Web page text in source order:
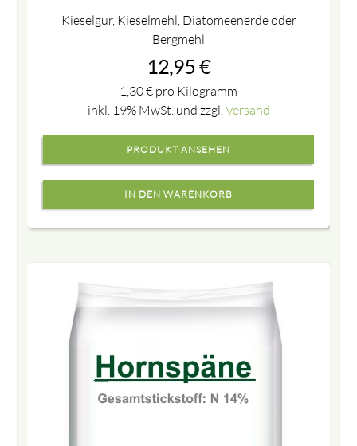
Kieselgur, Kieselmehl, Diatomeenerde oder
Bergmehl
12,95 €
1,30€ pro Kilogramm
inkl. 19% MwSt. und zzgl.Versand
PRODUKT ANSEHEN